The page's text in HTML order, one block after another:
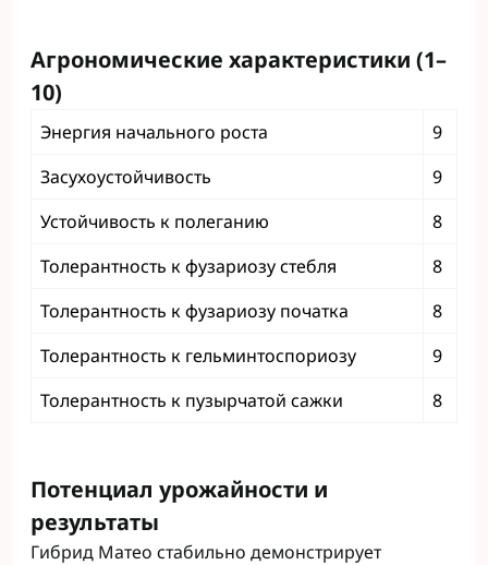
Агрономические характеристики (1–
10)
Энергия начального роста
9
Засухоустойчивость
9
Устойчивость к полеганию
8
Толерантность к фузариозу стебля
8
Толерантность к фузариозу початка
8
Толерантность к гельминтоспориозу
9
Толерантность к пузырчатой ​​сажки
8
Потенциал урожайности и
результаты
Гибрид Матео стабильно демонстрирует